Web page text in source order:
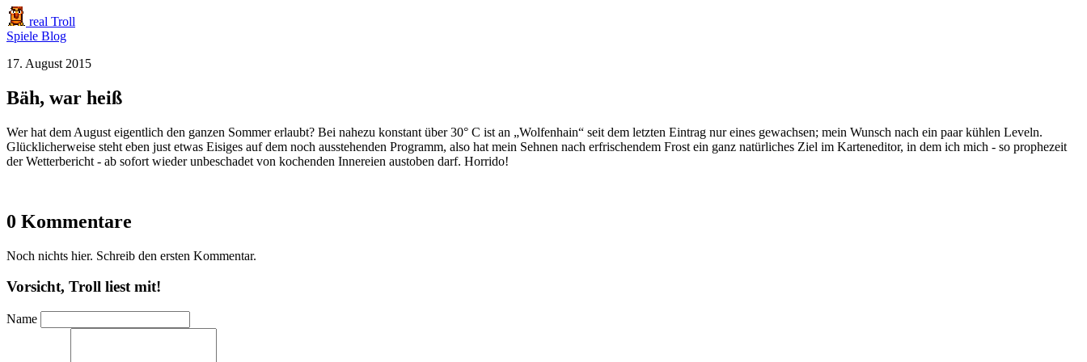
real Troll
Spiele Blog
17. August 2015
Bäh, war heiß
Wer hat dem August eigentlich den ganzen Sommer erlaubt? Bei nahezu konstant über 30° C ist an „Wolfenhain“ seit dem letzten Eintrag nur eines gewachsen; mein Wunsch nach ein paar kühlen Leveln.
Glücklicherweise steht eben just etwas Eisiges auf dem noch ausstehenden Programm, also hat mein Sehnen nach erfrischendem Frost ein ganz natürliches Ziel im Karteneditor, in dem ich mich - so prophezeit
der Wetterbericht - ab sofort wieder unbeschadet von kochenden Innereien austoben darf. Horrido!
0 Kommentare
Noch nichts hier. Schreib den ersten Kommentar.
Vorsicht, Troll liest mit!
Name